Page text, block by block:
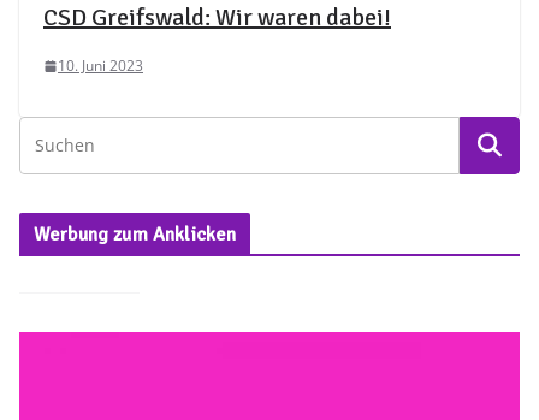
CSD Greifswald: Wir waren dabei!
10. Juni 2023
Werbung zum Anklicken